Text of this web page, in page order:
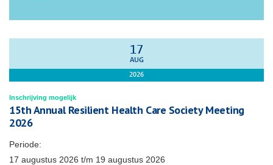
17
AUG
2026
Inschrijving mogelijk
15th Annual Resilient Health Care Society Meeting
2026
Periode:
17 augustus 2026 t/m 19 augustus 2026